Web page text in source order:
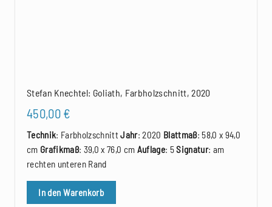
Stefan Knechtel: Goliath, Farbholzschnitt, 2020
450,00 €
Technik: FarbholzschnittJahr: 2020 Blattmaß: 58,0 x 94,0
cm Grafikmaß: 39,0 x 76,0 cm Auflage: 5Signatur: am
rechten unteren Rand
In den Warenkorb